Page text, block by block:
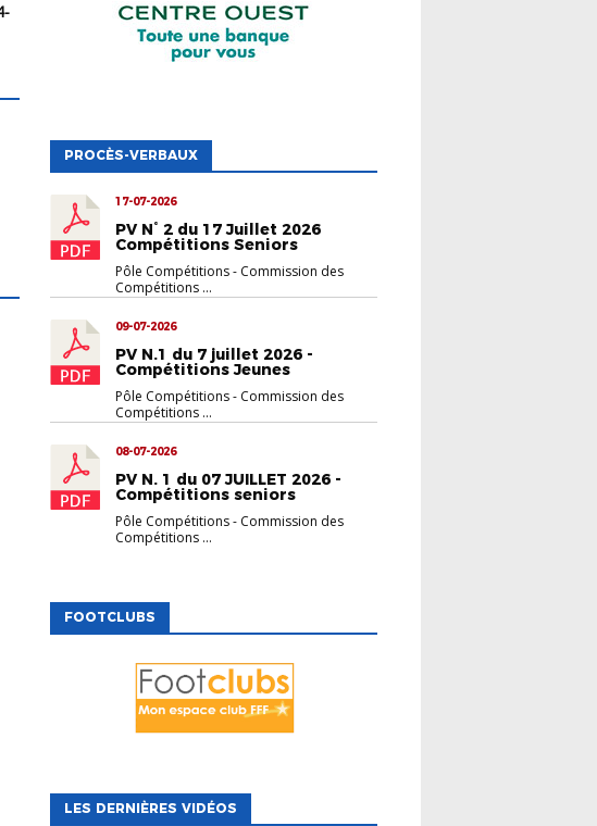
PROCÈS-VERBAUX
17-07-2026
PV N° 2 du 17 Juillet 2026
Compétitions Seniors
Pôle Compétitions- Commission des
Compétitions ...
09-07-2026
PV N.1 du 7 juillet 2026 -
Compétitions Jeunes
Pôle Compétitions- Commission des
Compétitions ...
08-07-2026
PV N. 1 du 07 JUILLET 2026 -
Compétitions seniors
Pôle Compétitions- Commission des
Compétitions ...
FOOTCLUBS
LES DERNIÈRES VIDÉOS